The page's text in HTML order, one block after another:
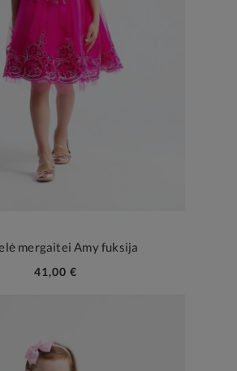
mergaitei Amy fuksija
41,00 €